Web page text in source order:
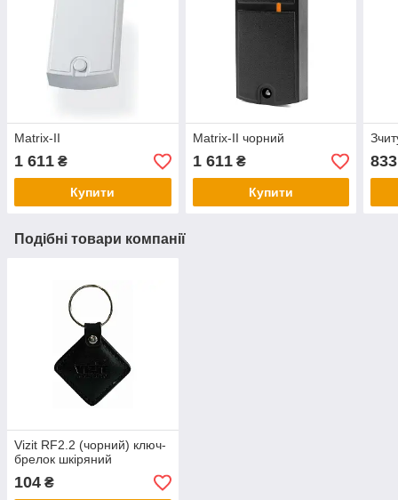
Matrix-II
1 611 ₴
Купити
Matrix-II чорний
1 611₴
Купити
833
Подібні товари компанії
Vizit RF2.2 (чорний) ключ-
брелок шкіряний
104 ₴